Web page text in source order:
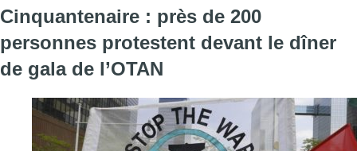
Cinquantenaire : près de 200
personnes protestent devant le dîner
de gala de l’OTAN